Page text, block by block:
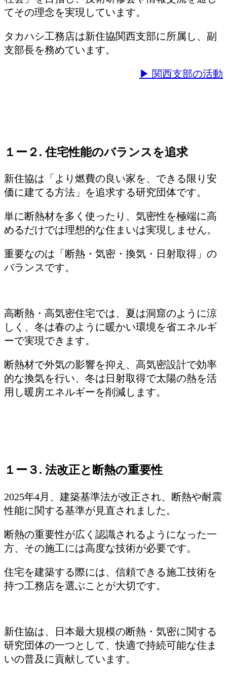
てその理念を実現しています。
タカハシ工務店は新住協関西支部に所属し、副
支部長を務めています。
▶ 関西支部の活動
１ー２. 住宅性能のバランスを追求
新住協は「より燃費の良い家を、できる限り安
価に建てる方法」を追求する研究団体です。
単に断熱材を多く使ったり、気密性を極端に高
めるだけでは理想的な住まいは実現しません。
重要なのは「断熱・気密・換気・日射取得」の
バランスです。
高断熱・高気密住宅では、夏は洞窟のように涼
しく、冬は春のように暖かい環境を省エネルギ
ーで実現できます。
断熱材で外気の影響を抑え、高気密設計で効率
的な換気を行い、冬は日射取得で太陽の熱を活
用し暖房エネルギーを削減します。
１ー３. 法改正と断熱の重要性
2025年4月、建築基準法が改正され、断熱や耐震
性能に関する基準が見直されました。
断熱の重要性が広く認識されるようになった一
方、その施工には高度な技術が必要です。
住宅を建築する際には、信頼できる施工技術を
持つ工務店を選ぶことが大切です。
新住協は、日本最大規模の断熱・気密に関する
研究団体の一つとして、快適で持続可能な住ま
いの普及に貢献しています。